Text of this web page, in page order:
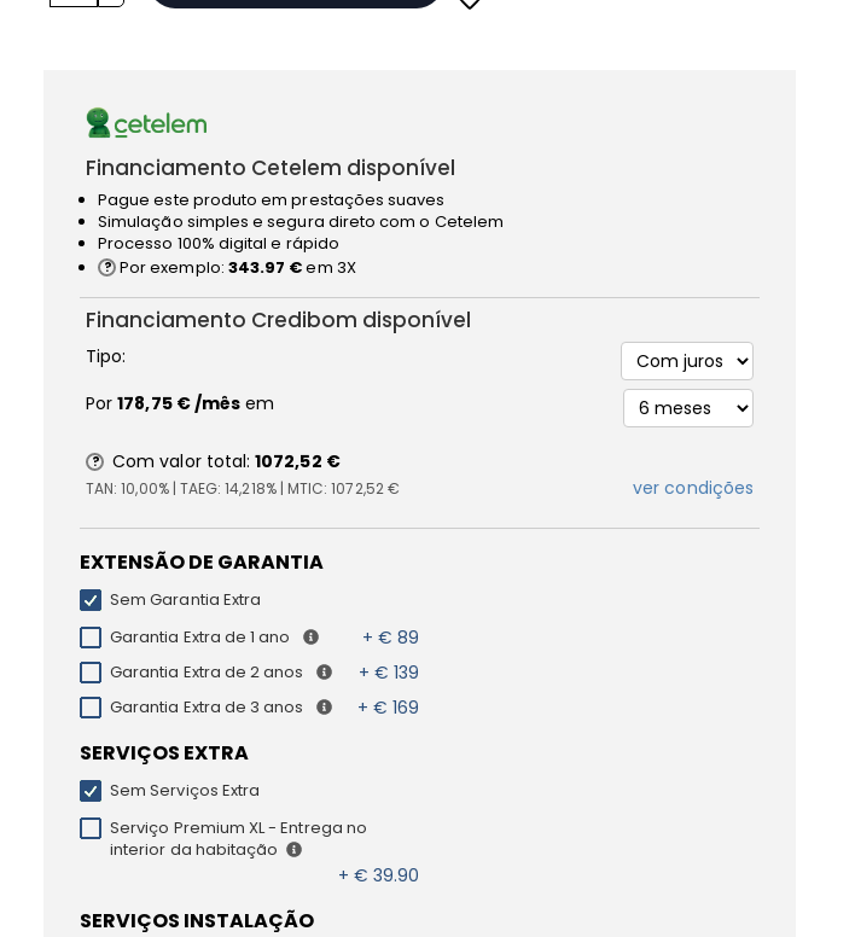
Financiamento Cetelem disponível
Pague este produto em prestações suaves
Simulação simples e segura direto com o Cetelem
Processo 100% digital e rápido
Por exemplo: 343.97 €em 3X
Financiamento Credibom disponível
Tipo:
Por178,75 €/mês em
Com valor total:1072,52 €
TAN:10,00%| TAEG:14,218%| MTIC:1072,52 € ver condições
EXTENSÃO DE GARANTIA
Sem Garantia Extra
Garantia Extra de 1 ano
+ € 89
Garantia Extra de 2 anos + € 139
Garantia Extra de 3 anos + € 169
SERVIÇOS EXTRA
Sem Serviços Extra
Serviço Premium XL - Entrega no
interior da habitação
+ € 39.90
SERVIÇOS INSTALAÇÃO